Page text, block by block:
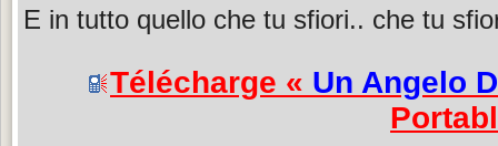
E in tutto quello che tu sfiori.. che tu
Télécharge « Un Angelo